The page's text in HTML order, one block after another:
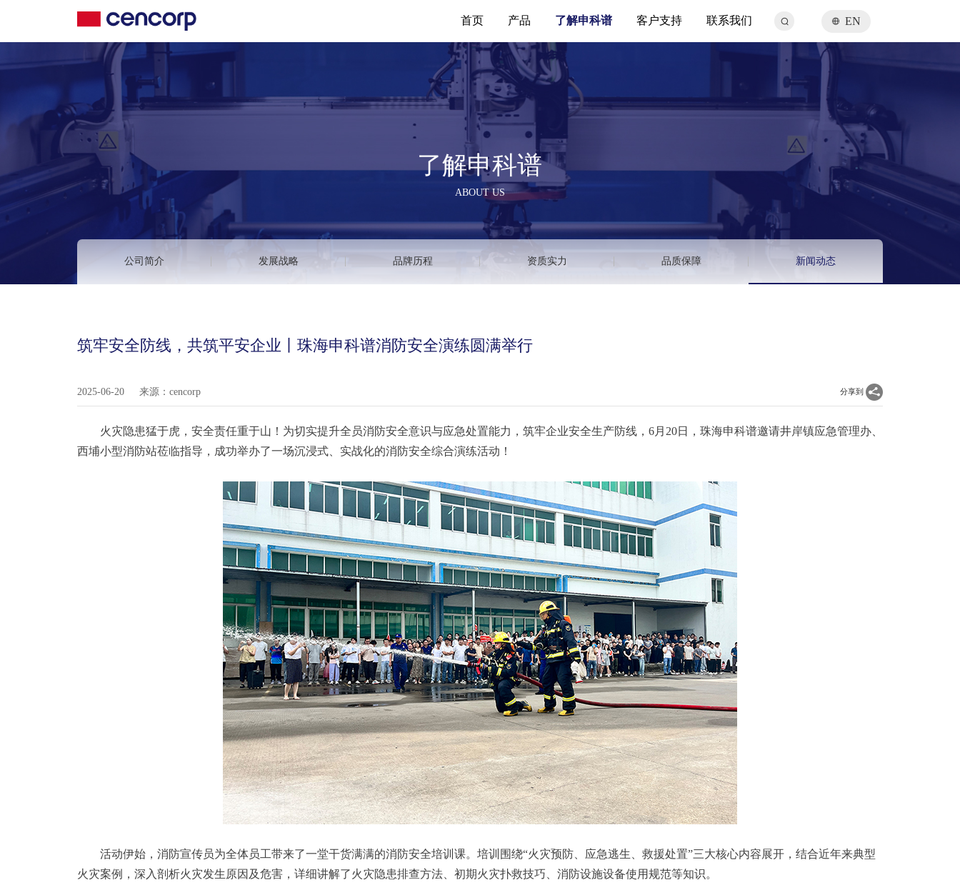
首页 产品 了解申科谱 客户支持 联系我们 EN
了解申科谱
ABOUT US
公司简介 发展战略 品牌历程 资质实力 品质保障 新闻动态
筑牢安全防线，共筑平安企业丨珠海申科谱消防安全演练圆满举行
2025-06-20 来源：cencorp 分享到
火灾隐患猛于虎，安全责任重于山！为切实提升全员消防安全意识与应急处置能力，筑牢企业安全生产防线，6月20日，珠海申科谱邀请井岸镇应急管理办、
西埔小型消防站莅临指导，成功举办了一场沉浸式、实战化的消防安全综合演练活动！
活动伊始，消防宣传员为全体员工带来了一堂干货满满的消防安全培训课。培训围绕“火灾预防、应急逃生、救援处置”三大核心内容展开，结合近年来典型
火灾案例，深入剖析火灾发生原因及危害，详细讲解了火灾隐患排查方法、初期火灾扑救技巧、消防设施设备使用规范等知识。